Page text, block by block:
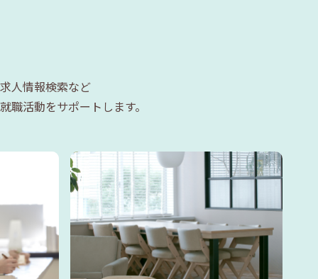
人情報検索など
活動をサポートします。